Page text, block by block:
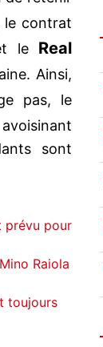
contrat
le Real
Ainsi,
pas, le
sont
prévu pour
Raiola
toujours